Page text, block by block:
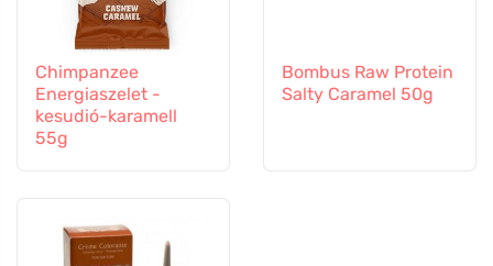
Chimpanzee
Energiaszelet -
kesudió-karamell
55g
Bombus Raw Protein
Salty Caramel 50g